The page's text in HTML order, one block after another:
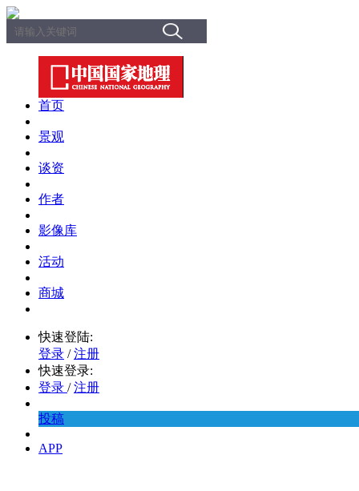
首页
景观
谈资
作者
影像库
活动
商城
快速登陆:
登录 / 注册
快速登录:
登录 / 注册
投稿
APP